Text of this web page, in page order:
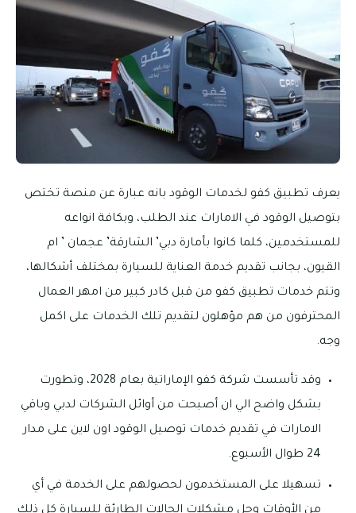
يعرف تطبيق كفو لخدمات الوقود بانه عبارة عن منصة تختص
بتوصيل الوقود في الامارات عند الطلب، وبكافة انواعه
للمستخدمين، كلما كانوا بأمارة دبي’ الشارقة’ عجمان ’ ام
القيون، بجانب تقديم خدمة العناية للسيارة بمختلف أشكالها،
وتتم خدمات تطبيق كفو من قبل كادر كبير من امهر العمال
المحترفون من هم مؤهلون لتقديم تلك الخدمات على اكمل
وجه.
وقد تأسست شركة كفو الإماراتية بعام 2028، وتطورت
بشكل واضح الي ان أصبحت من أوائل الشركات لدبي وباقي
الامارات في تقديم خدمات توصيل الوقود اون لاين على مدار
24 طوال الأسبوع.
تسهيلا على المستخدمون لحصولهم على الخدمة في أي